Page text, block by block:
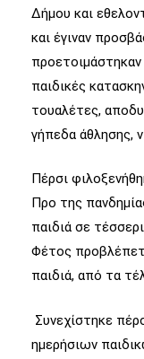
Δήμου και
και έγιναν
παιδικές
τουαλέτες,
γήπεδα άθλησης,
Πέρσι
Προ της
παιδιά σε
Φέτος
παιδιά, από τα
Συνεχίστηκε
ημερήσιων